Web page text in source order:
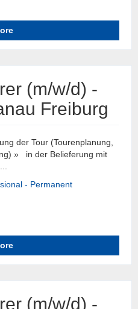
(m/w/d) -
Freiburg
der Tour (Tourenplanung,
» in der Belieferung mit
- Permanent
(m/w/d) -